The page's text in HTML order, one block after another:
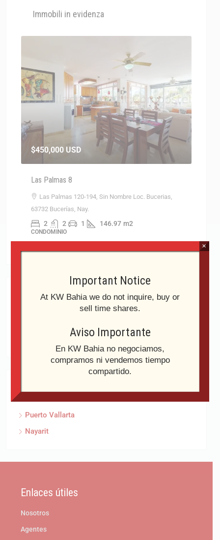
Immobili in evidenza
$450,000 USD
Las Palmas 8
Las Palmas 120-194, Sin Nombre Loc. Bucerias,
63732 Bucerías, Nay.
2 2 1 146.97 m2
CONDOMINIO
Tipologie
Puerto Vallarta
Nayarit
Enlaces útiles
Nosotros
Agentes
Important Notice
At KW Bahia we do not inquire, buy or
sell time shares.
Aviso Importante
En KW Bahia no negociamos,
compramos ni vendemos tiempo
compartido.
×